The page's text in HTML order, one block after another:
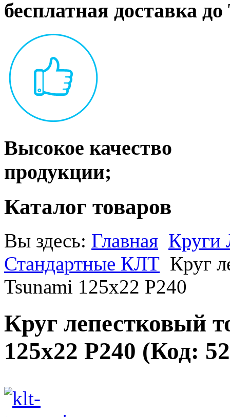
бесплатная доставка
Высокое качество
продукции;
Каталог товаров
Вы здесь: Главная Круги
Стандартные КЛТ Круг
Tsunami 125х22 P240
Круг лепестковый
125х22 P240 (Код: